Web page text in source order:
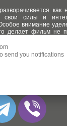
свои силы и
внимание
делает фильм не
фильма
костюмы,
зрителя в
Это
send you notifications